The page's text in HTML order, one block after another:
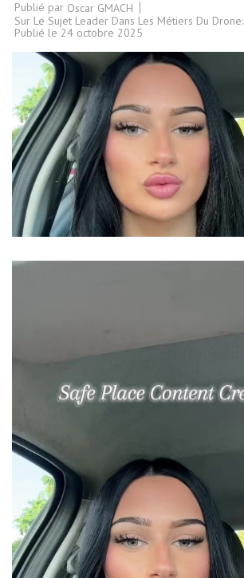
Publié par Oscar GMACH
Sur Le Sujet Leader Dans Les Métiers Du Drone:
Publié le 24 octobre 2025